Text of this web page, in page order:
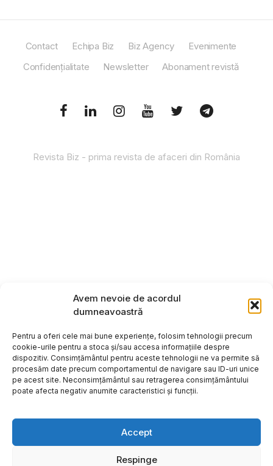
Avem nevoie de acordul
dumneavoastră
Pentru a oferi cele mai bune experiențe, folosim tehnologii precum
cookie-urile pentru a stoca și/sau accesa informațiile despre
dispozitiv. Consimțământul pentru aceste tehnologii ne va permite să
procesăm date precum comportamentul de navigare sau ID-uri unice
pe acest site. Neconsimțământul sau retragerea consimțământului
poate afecta negativ anumite caracteristici și funcții.
Accept
Respinge
Contact Echipa Biz Biz Agency
Evenimente
Confidențialitate
Newsletter Abonament revistă
Revista Biz - prima revista de afaceri din România